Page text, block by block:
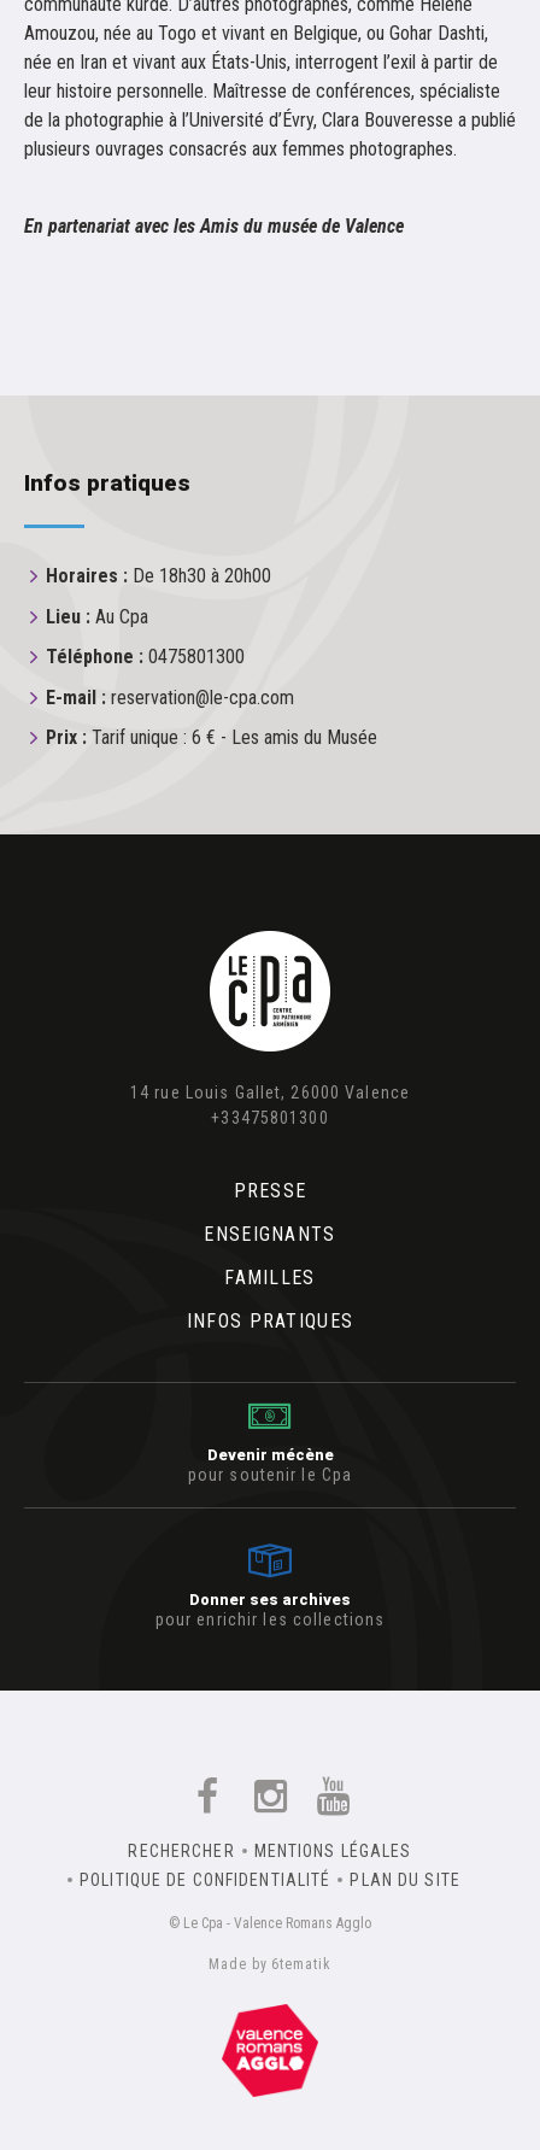
Amouzou, née au Togo et vivant en Belgique, ou Gohar Dashti,
née en Iran et vivant aux États-Unis, interrogent l’exil à partir de
leur histoire personnelle. Maîtresse de conférences, spécialiste
de la photographie à l’Université d’Évry, Clara Bouveresse a publié
plusieurs ouvrages consacrés aux femmes photographes.
En partenariat avec les Amis du musée de Valence
Infos pratiques
Horaires : De 18h30 à 20h00
Lieu : Au Cpa
Téléphone : 0475801300
E-mail : reservation@le-cpa.com
Prix : Tarif unique : 6 € - Les amis du Musée
14 rue Louis Gallet, 26000 Valence
+33475801300
PRESSE
ENSEIGNANTS
FAMILLES
INFOS PRATIQUES
Devenir mécène
pour soutenir le Cpa
Donner ses archives
pour enrichir les collections
RECHERCHER
MENTIONS LÉGALES
POLITIQUE DE CONFIDENTIALITÉ
PLAN DU SITE
© Le Cpa - Valence Romans Agglo
Made by 6tematik